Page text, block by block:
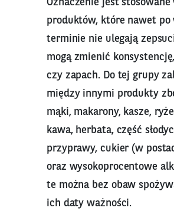
Oznaczenie jest
produktów, które nawet po
terminie nie ulegają
mogą zmienić
czy zapach. Do tej grupy
między innymi produkty
mąki, makarony, kasze,
kawa, herbata, część
przyprawy, cukier (w
oraz wysokoprocentowe
te można bez obaw
ich daty ważności.